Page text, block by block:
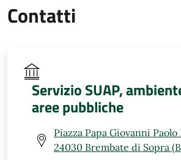
Contatti
Servizio SUAP,
aree pubbliche
Piazza Papa Giovanni Paolo
24030 Brembate di Sopra